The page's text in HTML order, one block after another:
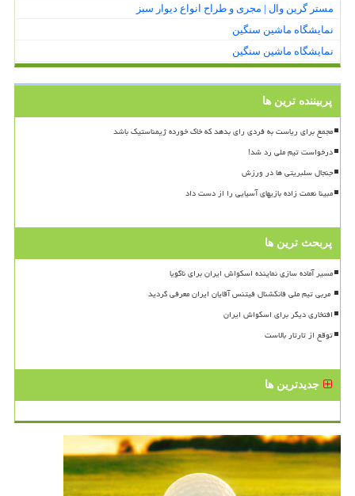
مستر گرین وال | مجری و طراح انواع دیوار سبز
نمایشگاه ماشین سنگین
نمایشگاه ماشین سنگین
پربیننده ترین ها
مجمع برای ریاست به فردی رای بدهد که خاک خورده ژیمناستیک باشد
درخواست تیم ملی رد شد!
جنجال سلبریتی ها در ورزش
مبینا نعمت زاده بازیهای آسیایی را از دست داد
پربحث ترین ها
مسیر آماده سازی نماینده اسکواش ایران برای ناگویا
افتخاری دیگر برای اسکواش ایران
توقع از تارتار بالاست
جدیدترین ها